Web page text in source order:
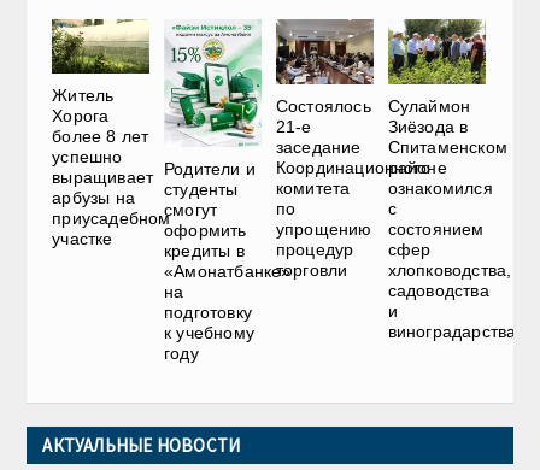
Житель
Хорога
более 8 лет
успешно
выращивает
арбузы на
приусадебном
участке
Родители и
студенты
смогут
оформить
кредиты в
«Амонатбанке»
на
подготовку
к учебному
году
Состоялось
21-е
заседание
Координационного
комитета
по
упрощению
процедур
торговли
Сулаймон
Зиёзода в
Спитаменском
районе
ознакомился
с
состоянием
сфер
хлопководства,
садоводства
и
виноградарства
АКТУАЛЬНЫЕ НОВОСТИ